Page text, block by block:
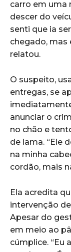
carro em uma
descer do
senti que ia
chegado, mas
relatou.
O suspeito,
entregas, se
anunciar o
no chão e
de lama. “Ele
na minha
cordão, mais
Ela acredita
intervenção
Apesar do
em meio ao
cúmplice. “Eu